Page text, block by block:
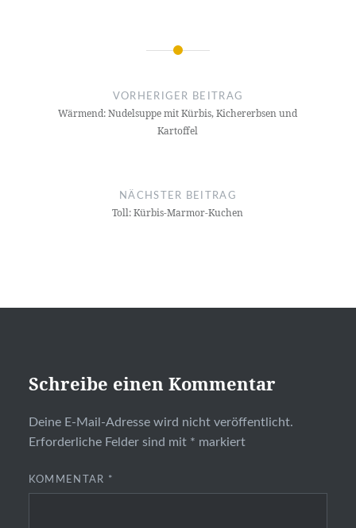
Beitragsnavigation
VORHERIGER BEITRAG
Wärmend: Nudelsuppe mit Kürbis, Kichererbsen und
Kartoffel
NÄCHSTER BEITRAG
Toll: Kürbis-Marmor-Kuchen
Schreibe einen Kommentar
Deine E-Mail-Adresse wird nicht veröffentlicht.
Erforderliche Felder sind mit * markiert
KOMMENTAR *